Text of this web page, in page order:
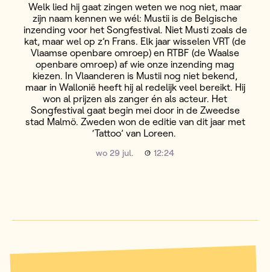
Welk lied hij gaat zingen weten we nog niet, maar
zijn naam kennen we wél: Mustii is de Belgische
inzending voor het Songfestival. Niet Musti zoals de
kat, maar wel op z’n Frans. Elk jaar wisselen VRT (de
Vlaamse openbare omroep) en RTBF (de Waalse
openbare omroep) af wie onze inzending mag
kiezen. In Vlaanderen is Mustii nog niet bekend,
maar in Wallonië heeft hij al redelijk veel bereikt. Hij
won al prijzen als zanger én als acteur. Het
Songfestival gaat begin mei door in de Zweedse
stad Malmö. Zweden won de editie van dit jaar met
‘Tattoo’ van Loreen.
wo 29 jul. 12:24